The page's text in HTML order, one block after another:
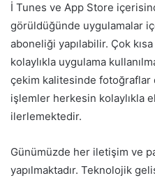
İ Tunes ve App Store
görüldüğünde uygulamalar
aboneliği yapılabilir. Çok
kolaylıkla uygulama
çekim kalitesinde fotoğraflar
işlemler herkesin kolaylıkla
ilerlemektedir.
Günümüzde her iletişim ve
yapılmaktadır. Teknolojik